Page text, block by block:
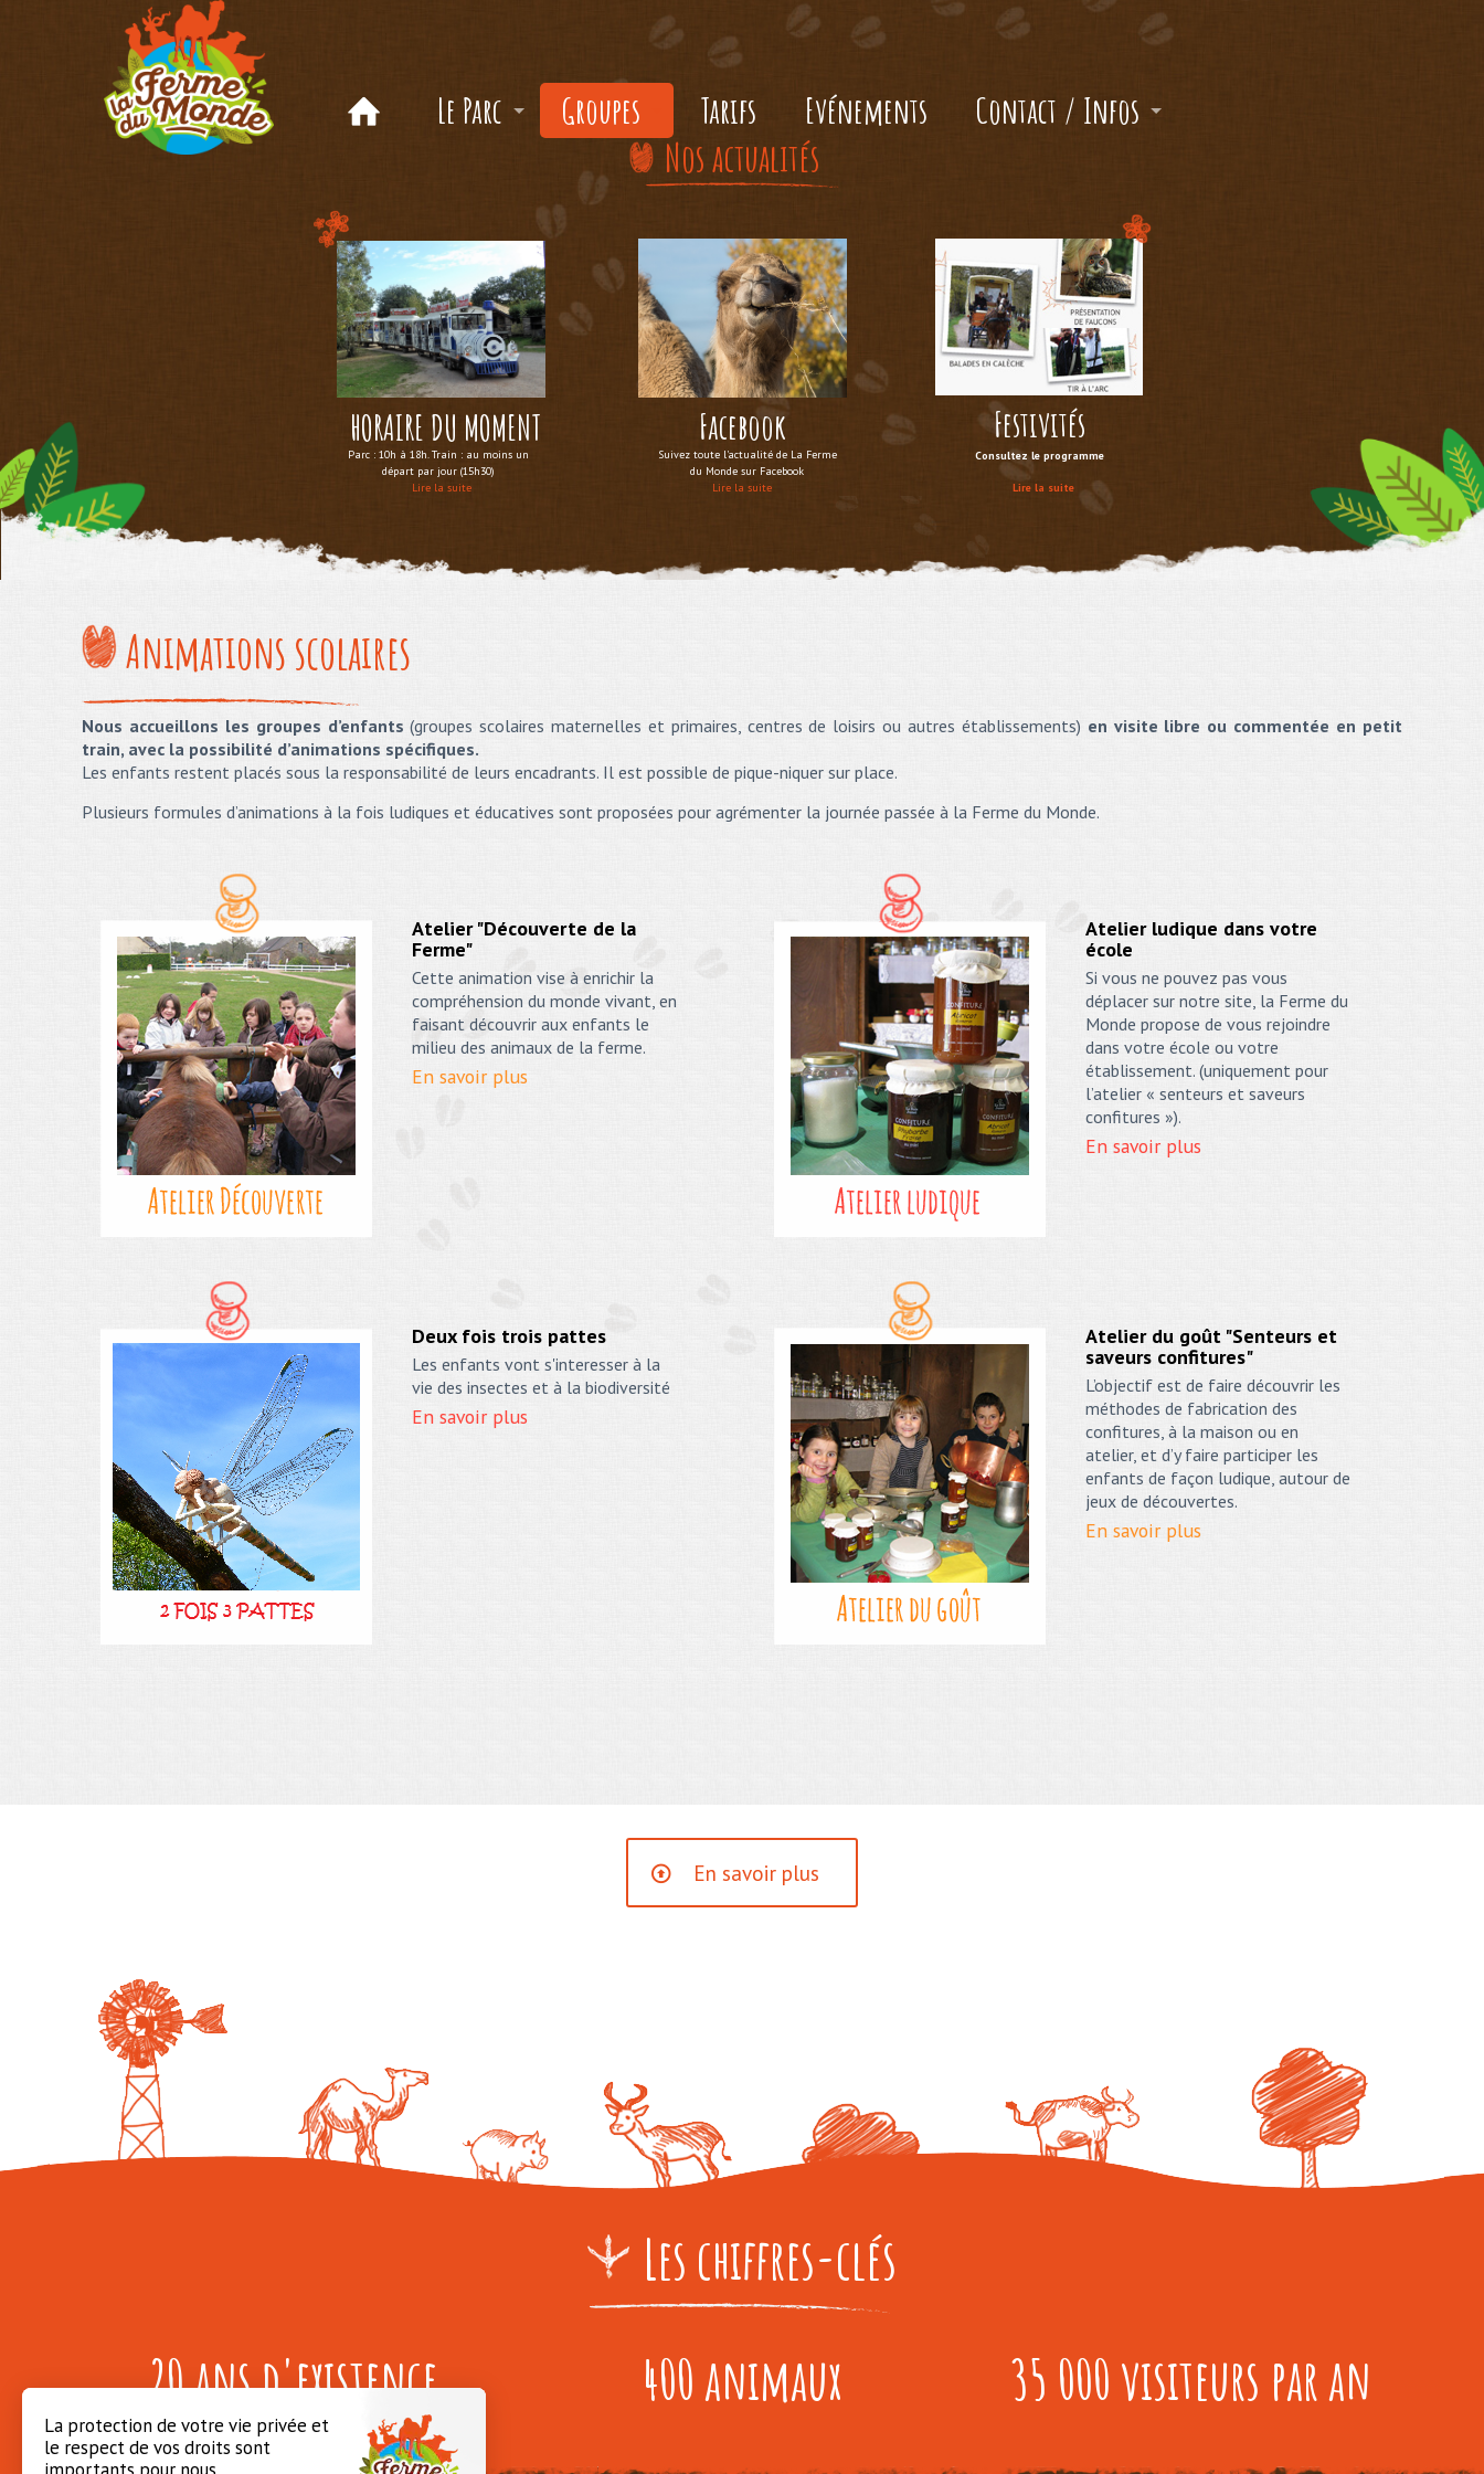
Le Parc Groupes Tarifs Evénements Contact / Infos
HORAIRE DU MOMENT
Parc : 10h à 18h. Train : au moins un
départ par jour (15h30)
Lire la suite
Facebook
Suivez toute l'actualité de La Ferme
du Monde sur Facebook
Lire la suite
Festivités
Consultez le programme
Lire la suite
Nos actualités
Animations scolaires
Nous accueillons les groupes d’enfants (groupes scolaires maternelles et primaires, centres de loisirs ou autres établissements) en visite libre ou commentée en petit
train, avec la possibilité d’animations spécifiques.
Les enfants restent placés sous la responsabilité de leurs encadrants. Il est possible de pique-niquer sur place.
Plusieurs formules d’animations à la fois ludiques et éducatives sont proposées pour agrémenter la journée passée à la Ferme du Monde.
Atelier "Découverte de la
Ferme"
Cette animation vise à enrichir la
compréhension du monde vivant, en
faisant découvrir aux enfants le
milieu des animaux de la ferme.
En savoir plus
Atelier ludique dans votre
école
Si vous ne pouvez pas vous
déplacer sur notre site, la Ferme du
Monde propose de vous rejoindre
dans votre école ou votre
établissement. (uniquement pour
l’atelier « senteurs et saveurs
confitures »).
En savoir plus
Deux fois trois pattes
Les enfants vont s'interesser à la
vie des insectes et à la biodiversité
En savoir plus
Atelier du goût "Senteurs et
saveurs confitures"
L’objectif est de faire découvrir les
méthodes de fabrication des
confitures, à la maison ou en
atelier, et d’y faire participer les
enfants de façon ludique, autour de
jeux de découvertes.
En savoir plus
En savoir plus
Les chiffres-clés
20 ans d'existence
400 animaux 35 000 visiteurs par an